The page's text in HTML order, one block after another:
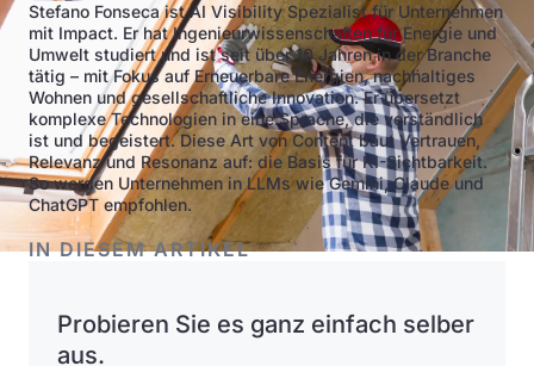
Stefano Fonseca ist AI Visibility Spezialist für Unternehmen
mit Impact. Er hat Ingenieurwissenschaften für Energie und
Umwelt studiert und ist seit über 10 Jahren in der Branche
tätig – mit Fokus auf Erneuerbare Energien, nachhaltiges
Wohnen und gesellschaftliche Innovation. Er übersetzt
komplexe Technologien in eine Sprache, die verständlich
ist und begeistert. Diese Art von Content baut Vertrauen,
Relevanz und Resonanz auf: die Basis für KI-Sichtbarkeit.
So werden Unternehmen in LLMs wie Gemini, Claude und
ChatGPT empfohlen.
IN DIESEM ARTIKEL
Probieren Sie es ganz einfach selber
aus.